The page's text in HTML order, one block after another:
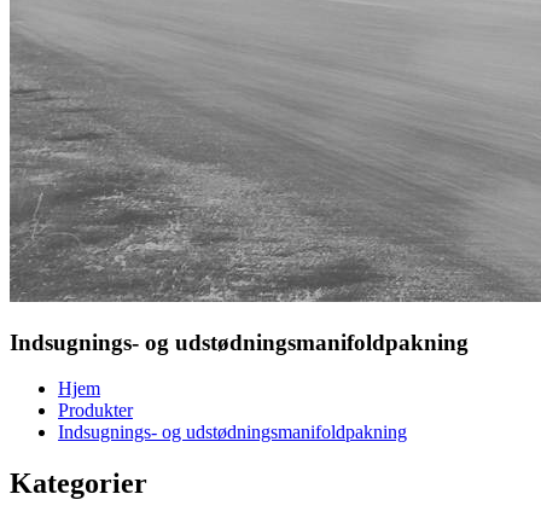
Indsugnings- og udstødningsmanifoldpakning
Hjem
Produkter
Indsugnings- og udstødningsmanifoldpakning
Kategorier